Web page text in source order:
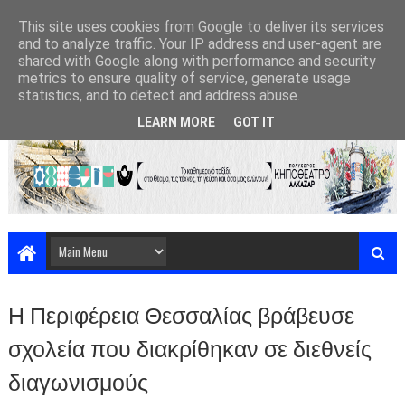
Η Περιφέρεια Θεσσαλίας βράβευσε
σχολεία που διακρίθηκαν σε διεθνείς
διαγωνισμούς
This site uses cookies from Google to deliver its services
and to analyze traffic. Your IP address and user-agent are
shared with Google along with performance and security
metrics to ensure quality of service, generate usage
statistics, and to detect and address abuse.
LEARN MORE GOT IT